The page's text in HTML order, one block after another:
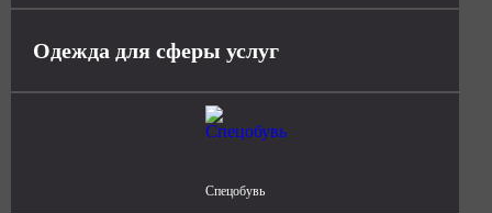
Одежда для сферы услуг
Спецобувь